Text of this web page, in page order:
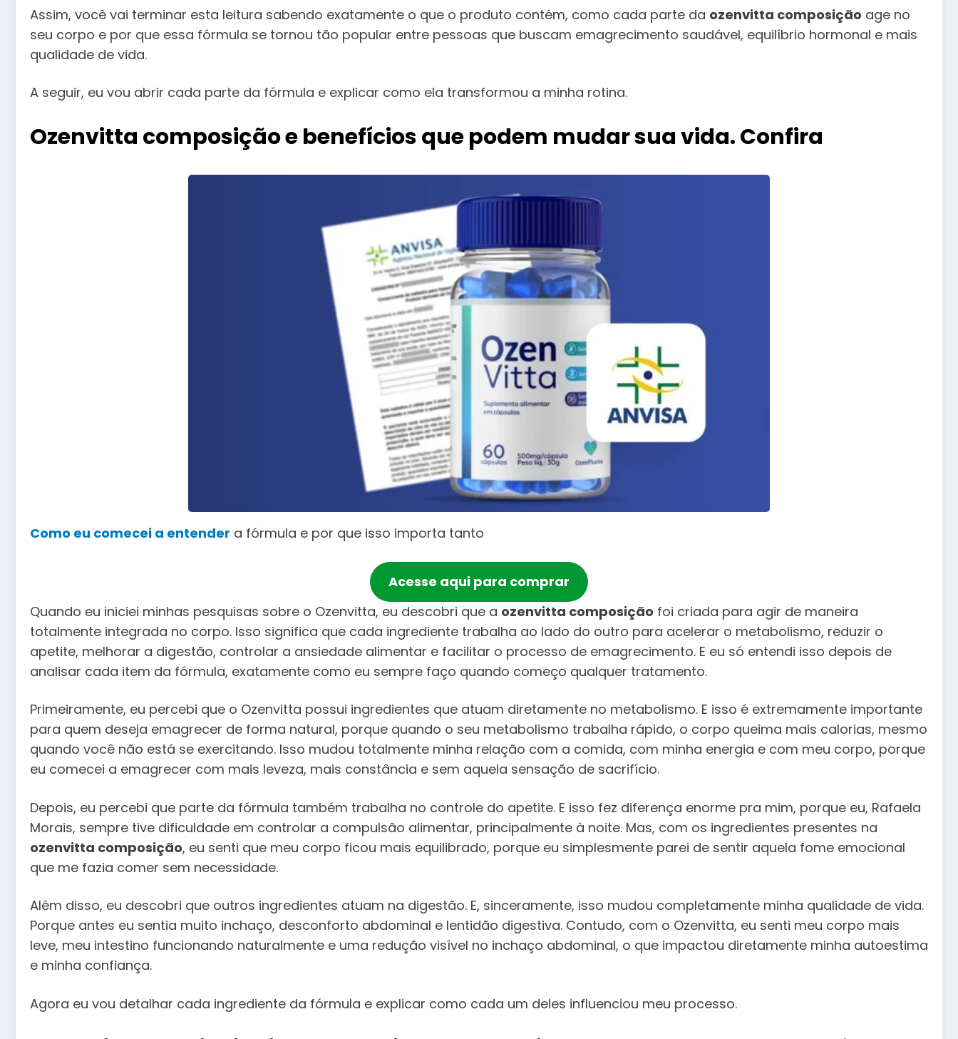
Assim, você vai terminar esta leitura sabendo exatamente o que o produto contém, como cada parte da ozenvitta composição age no
seu corpo e por que essa fórmula se tornou tão popular entre pessoas que buscam emagrecimento saudável, equilíbrio hormonal e mais
qualidade de vida.
A seguir, eu vou abrir cada parte da fórmula e explicar como ela transformou a minha rotina.
Ozenvitta composição e benefícios que podem mudar sua vida. Confira
Como eu comecei a entender a fórmula e por que isso importa tanto
Acesse aqui para comprar
Quando eu iniciei minhas pesquisas sobre o Ozenvitta, eu descobri que a ozenvitta composição foi criada para agir de maneira
totalmente integrada no corpo. Isso significa que cada ingrediente trabalha ao lado do outro para acelerar o metabolismo, reduzir o
apetite, melhorar a digestão, controlar a ansiedade alimentar e facilitar o processo de emagrecimento. E eu só entendi isso depois de
analisar cada item da fórmula, exatamente como eu sempre faço quando começo qualquer tratamento.
Primeiramente, eu percebi que o Ozenvitta possui ingredientes que atuam diretamente no metabolismo. E isso é extremamente importante
para quem deseja emagrecer de forma natural, porque quando o seu metabolismo trabalha rápido, o corpo queima mais calorias, mesmo
quando você não está se exercitando. Isso mudou totalmente minha relação com a comida, com minha energia e com meu corpo, porque
eu comecei a emagrecer com mais leveza, mais constância e sem aquela sensação de sacrifício.
Depois, eu percebi que parte da fórmula também trabalha no controle do apetite. E isso fez diferença enorme pra mim, porque eu, Rafaela
Morais, sempre tive dificuldade em controlar a compulsão alimentar, principalmente à noite. Mas, com os ingredientes presentes na
ozenvitta composição, eu senti que meu corpo ficou mais equilibrado, porque eu simplesmente parei de sentir aquela fome emocional
que me fazia comer sem necessidade.
Além disso, eu descobri que outros ingredientes atuam na digestão. E, sinceramente, isso mudou completamente minha qualidade de vida.
Porque antes eu sentia muito inchaço, desconforto abdominal e lentidão digestiva. Contudo, com o Ozenvitta, eu senti meu corpo mais
leve, meu intestino funcionando naturalmente e uma redução visível no inchaço abdominal, o que impactou diretamente minha autoestima
e minha confiança.
Agora eu vou detalhar cada ingrediente da fórmula e explicar como cada um deles influenciou meu processo.